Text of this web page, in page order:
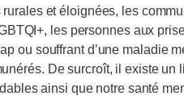
et éloignées, les
les personnes aux
ou souffrant d’une maladie
De surcroît, il existe un
ainsi que notre santé